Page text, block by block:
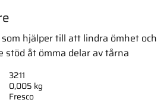
hjälper till att lindra ömhet och
stöd åt ömma delar av tårna
3211
0,005 kg
Fresco